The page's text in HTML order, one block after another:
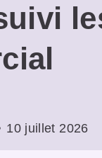
10 juillet 2026